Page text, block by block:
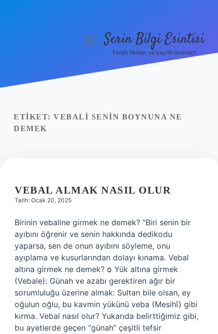
Yasal Uyarı
menüyüSerin Bilgi Esintisi
Ferah fikirler ve keyifli öneriler!
ETIKET: VEBALI SENIN BOYNUNA NE
DEMEK
VEBAL ALMAK NASIL OLUR
Tarih: Ocak 20, 2025
Birinin vebaline girmek ne demek? “Biri senin bir
ayıbını öğrenir ve senin hakkında dedikodu
yaparsa, sen de onun ayıbını söyleme, onu
ayıplama ve kusurlarından dolayı kınama. Vebal
altına girmek ne demek? ѻ Yük altına girmek
(Vebale): Günah ve azabı gerektiren ağır bir
sorumluluğu üzerine almak: Sultan bile olsan, ey
oğulun oğlu, bu kavmin yükünü veba (Mesihî) gibi
kırma. Vebal nasıl olur? Yukarıda belirttiğimiz gibi,
bu ayetlerde geçen “günah” çeşitli tefsir